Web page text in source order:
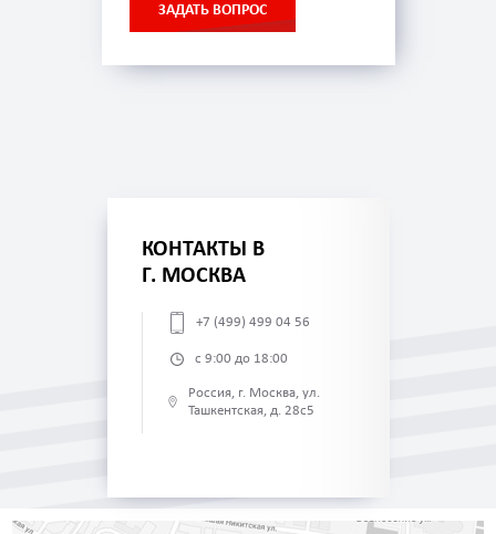
ЗАДАТЬ ВОПРОС
КОНТАКТЫ В
Г. МОСКВА
+7 (499) 499 04 56
с 9:00 до 18:00
Россия, г. Москва, ул.
Ташкентская, д. 28с5